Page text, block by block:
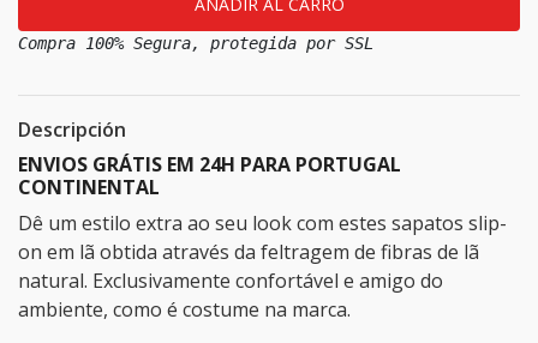
Compra 100% Segura, protegida por SSL
Descripción
ENVIOS GRÁTIS EM 24H PARA PORTUGAL
CONTINENTAL
Dê um estilo extra ao seu look com estes sapatos slip-
on em lã obtida através da feltragem de fibras de lã
natural. Exclusivamente confortável e amigo do
ambiente, como é costume na marca.